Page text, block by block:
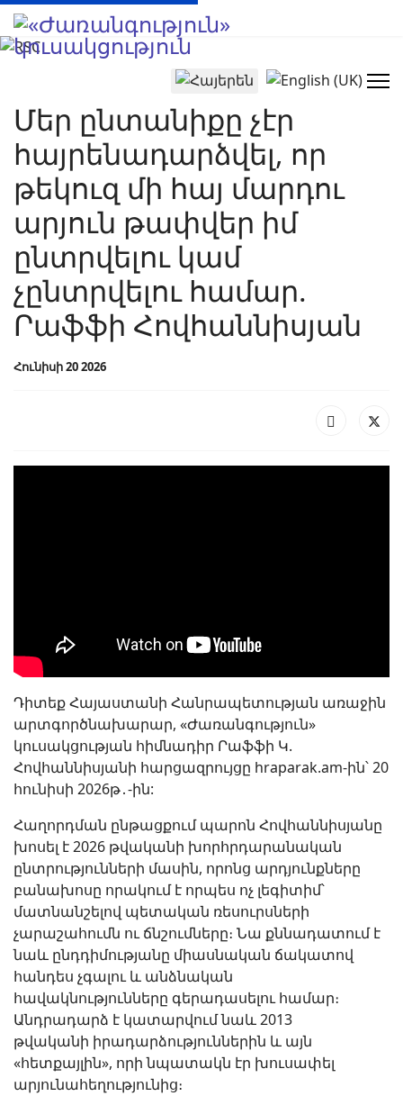
Select your language
Մեր ընտանիքը չէր
հայրենադարձվել, որ
թեկուզ մի հայ մարդու
արյուն թափվեր իմ
ընտրվելու կամ
չընտրվելու համար.
Րաֆֆի Հովհաննիսյան
Հունիսի 20 2026
Դիտեք Հայաստանի Հանրապետության առաջին
արտգործնախարար, «Ժառանգություն»
կուսակցության հիմնադիր Րաֆֆի Կ.
Հովհաննիսյանի հարցազրույցը hraparak.am-ին՝ 20
հունիսի 2026թ․-ին:
Հաղորդման ընթացքում պարոն Հովհաննիսյանը
խոսել է 2026 թվականի խորհրդարանական
ընտրությունների մասին, որոնց արդյունքները
բանախոսը որակում է որպես ոչ լեգիտիմ՝
մատնանշելով պետական ռեսուրսների
չարաշահումն ու ճնշումները։ Նա քննադատում է
նաև ընդդիմությանը միասնական ճակատով
հանդես չգալու և անձնական
հավակնությունները գերադասելու համար։
Անդրադարձ է կատարվում նաև 2013
թվականի իրադարձություններին և այն
«հետքայլին», որի նպատակն էր խուսափել
արյունահեղությունից։